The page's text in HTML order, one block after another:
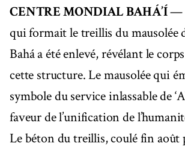
CENTRE MONDIAL BAHÁ’Í—
qui formait le treillis du mausolée
Bahá a été enlevé, révélant le
cette structure. Le mausolée qui
symbole du service inlassable de
faveur de l’unification de
Le béton du treillis, coulé fin août